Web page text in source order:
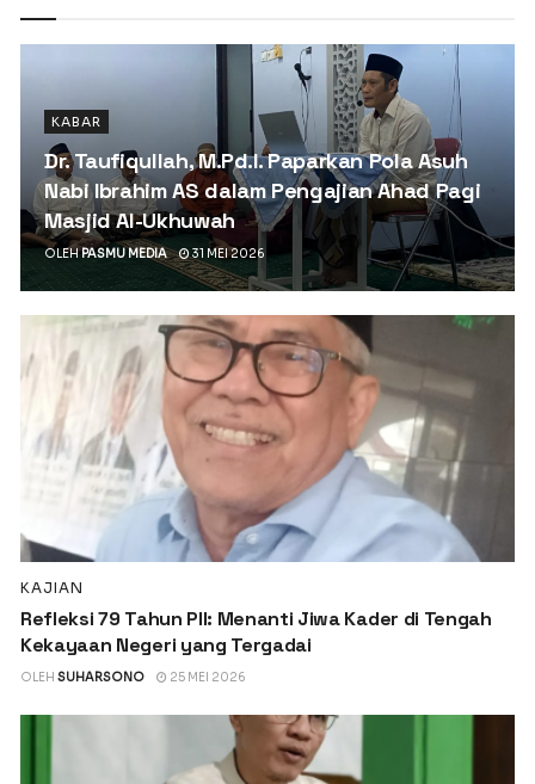
KABAR
Dr. Taufiqullah, M.Pd.I. Paparkan Pola Asuh
Nabi Ibrahim AS dalam Pengajian Ahad Pagi
Masjid Al-Ukhuwah
OLEHPASMU MEDIA 31 MEI 2026
KAJIAN
Refleksi 79 Tahun PII: Menanti Jiwa Kader di Tengah
Kekayaan Negeri yang Tergadai
OLEH SUHARSONO 25 MEI 2026